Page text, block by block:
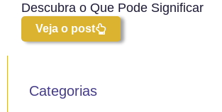
Categorias
Descubra o Que Pode Significar
Veja o post